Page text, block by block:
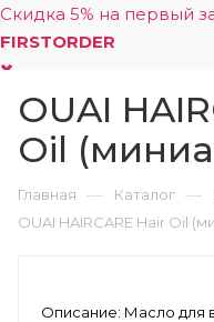
Скидка 5% на первый
FIRSTORDER
OUAI
Oil
Главная — Каталог —
OUAI HAIRCARE Hair Oil
Описание: Масло для